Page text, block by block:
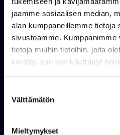
jaamme sosiaalisen median,
alan kumppaneillemme tietoja
sivustoamme. Kumppanimme
tietoja muihin tietoihin, joita
kerätty, kun olet käyttänyt
Välttämätön
Mieltymykset
Tarjouspyyntö
- 8%
BUSTER